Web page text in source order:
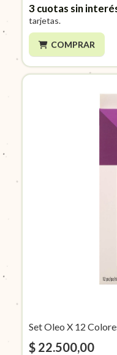
3cuotas sin
tarjetas.
COMPRAR
Set Oleo X 12
$ 22.500,00